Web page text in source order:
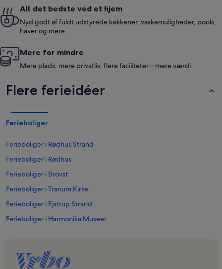
Alt det bedste ved et hjem
Nyd godt af fuldt udstyrede køkkener, vaskemuligheder, pools,
haver og mere
Mere for mindre
Mere plads, mere privatliv, flere faciliteter – mere værdi
Flere ferieidéer
Ferieboliger
Ferieboliger i Rødhus Strand
Ferieboliger i Rødhus
Ferieboliger i Brovst
Ferieboliger i Tranum Kirke
Ferieboliger i Ejstrup Strand
Ferieboliger i Harmonika Museet
Ferieboliger i Torslev Kirke
Ferieboliger i Galleri Rødhus Have